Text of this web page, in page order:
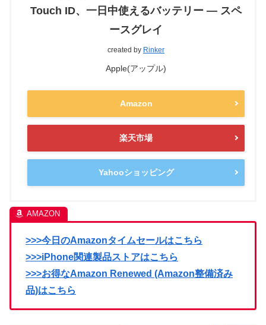
Touch ID、一日中使えるバッテリー — スペ
ースグレイ
created by Rinker
Apple(アップル)
Amazon
楽天市場
Yahooショッピング
>>>今日のAmazonタイムセールはこちら
>>>iPhone関連製品ストアはこちら
>>>お得なAmazon Renewed (Amazon整備済み
品)はこちら